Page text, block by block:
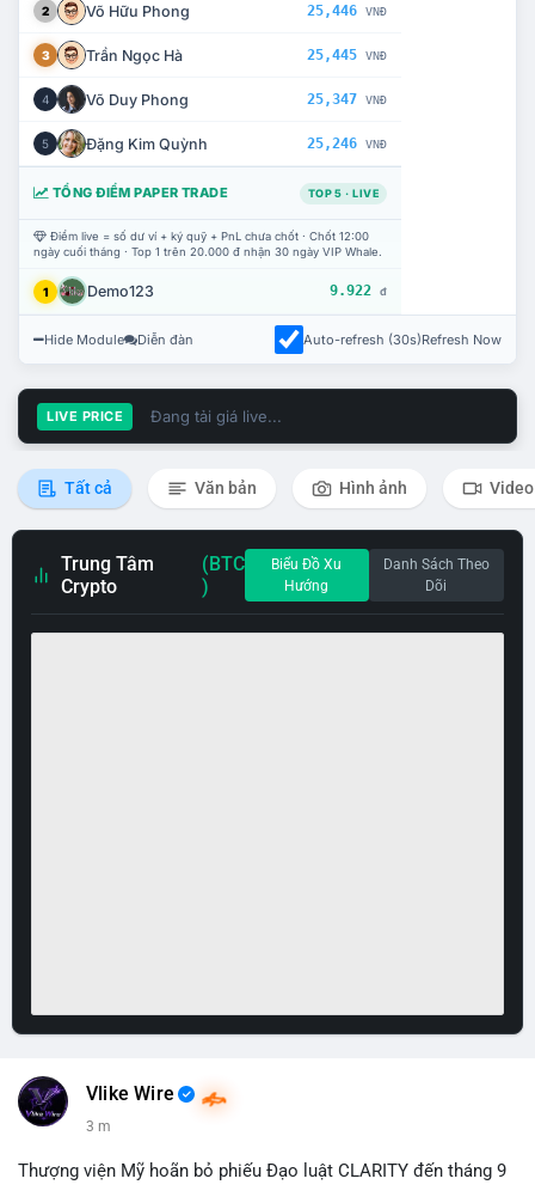
2 Võ Hữu Phong 25,446 VNĐ
3 Trần Ngọc Hà 25,445 VNĐ
4 Võ Duy Phong 25,347 VNĐ
5 Đặng Kim Quỳnh 25,246 VNĐ
TỔNG ĐIỂM PAPER TRADE TOP 5 · LIVE
Điểm live = số dư ví + ký quỹ + PnL chưa chốt · Chốt 12:00
ngày cuối tháng · Top 1 trên 20.000 đ nhận 30 ngày VIP Whale.
1 Demo123 9.922 đ
Hide Module Diễn đàn Auto-refresh (30s)Refresh Now
LIVE PRICE Đang tải giá live...
Tất cả Văn bản Hình ảnh Video
Trung Tâm
Crypto
(BTC
)
Biểu Đồ Xu
Hướng
Danh Sách Theo
Dõi
Vlike Wire
3 m
Thượng viện Mỹ hoãn bỏ phiếu Đạo luật CLARITY đến tháng 9